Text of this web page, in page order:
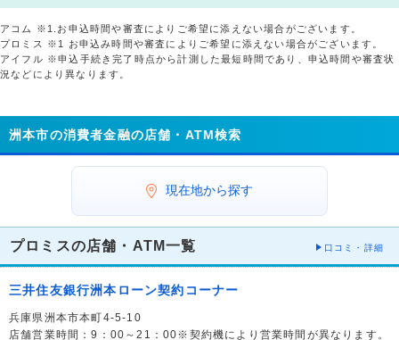
アコム ※1.お申込時間や審査によりご希望に添えない場合がございます。
プロミス ※1 お申込み時間や審査によりご希望に添えない場合がございます。
アイフル ※申込手続き完了時点から計測した最短時間であり、申込時間や審査状
況などにより異なります。
洲本市の消費者金融の店舗・ATM検索
現在地から探す
プロミスの店舗・ATM一覧 口コミ・詳細
三井住友銀行洲本ローン契約コーナー
兵庫県洲本市本町4-5-10
店舗営業時間：9：00～21：00※契約機により営業時間が異なります。